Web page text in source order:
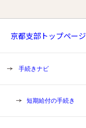
京都支部トップページ
手続きナビ
短期給付の手続き